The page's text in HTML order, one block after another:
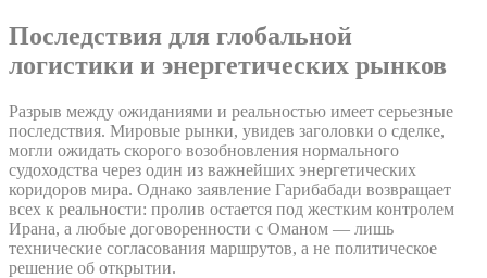
Последствия для глобальной
логистики и энергетических рынков
Разрыв между ожиданиями и реальностью имеет серьезные
последствия. Мировые рынки, увидев заголовки о сделке,
могли ожидать скорого возобновления нормального
судоходства через один из важнейших энергетических
коридоров мира. Однако заявление Гарибабади возвращает
всех к реальности: пролив остается под жестким контролем
Ирана, а любые договоренности с Оманом — лишь
технические согласования маршрутов, а не политическое
решение об открытии.